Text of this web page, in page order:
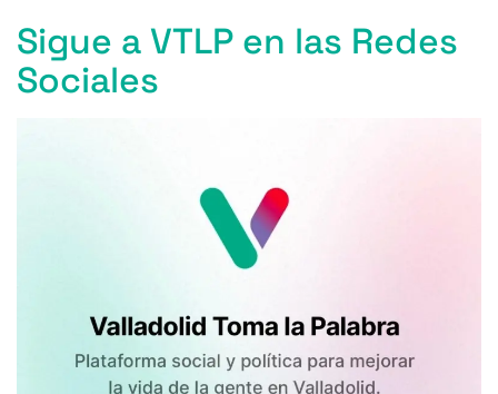
Sigue a VTLP en las Redes
Sociales